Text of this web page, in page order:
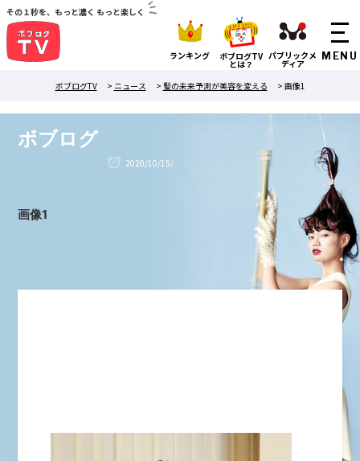
その１秒を、もっと濃く もっと楽しく
ランキング ボブログTV
とは？
パブリックメ
ディア
ボブログTV
> ニュース > 髪の未来予測が美容を変える > 画像1
ボブログ
2020/10/15/
画像1